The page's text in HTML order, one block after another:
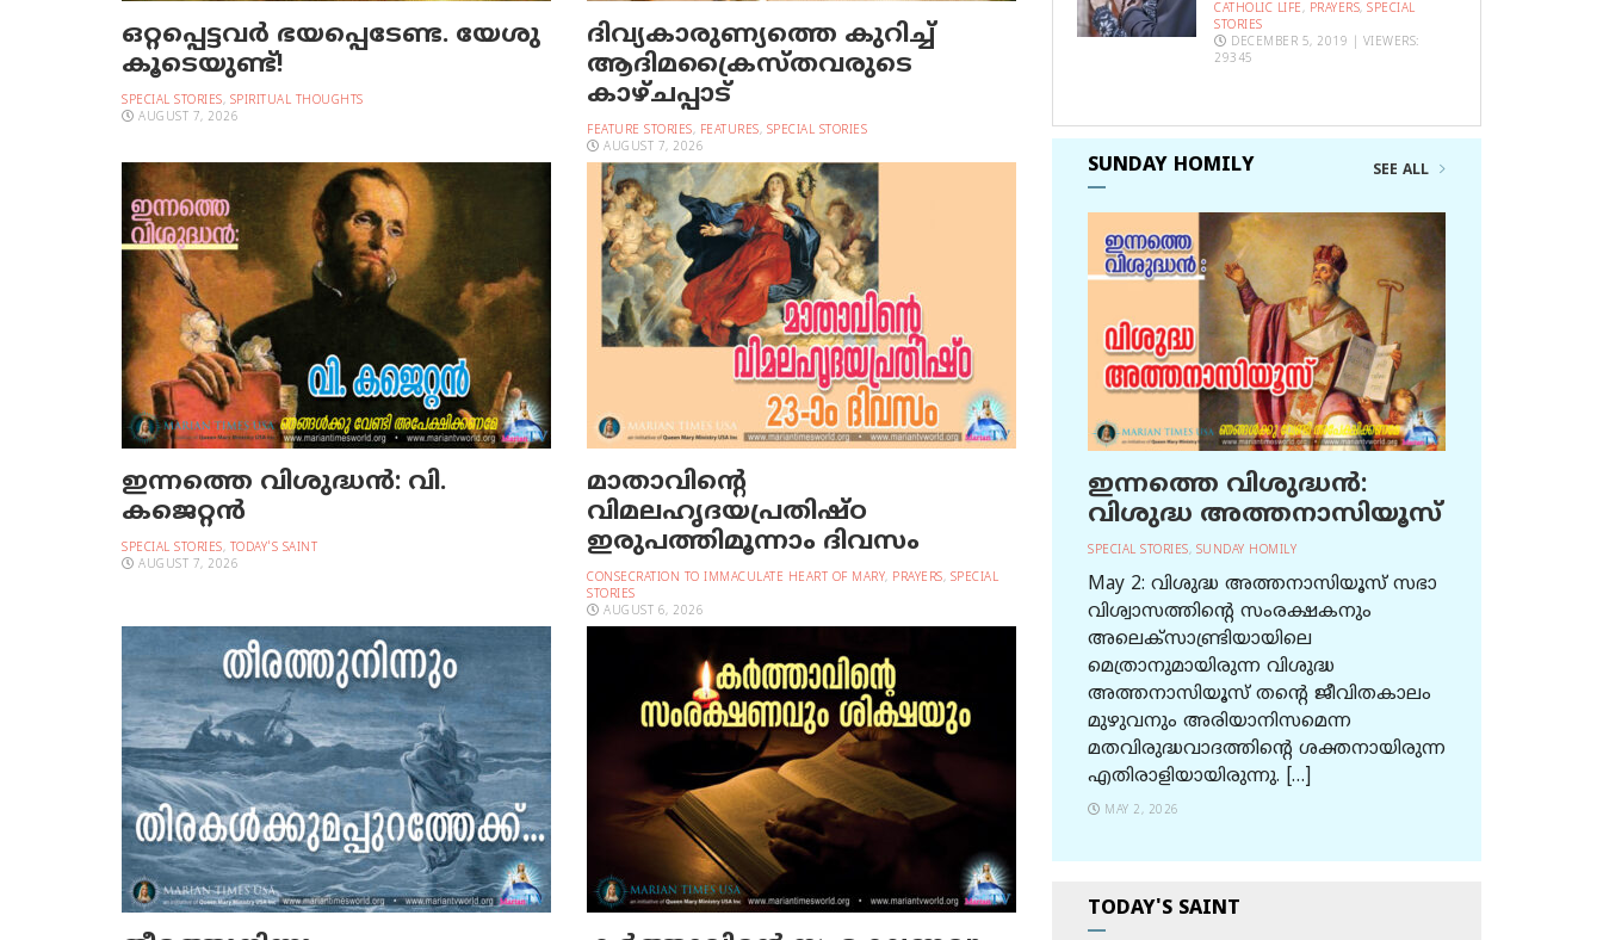
ഒറ്റപ്പെട്ടവര്‍ ഭയപ്പെടേണ്ട. യേശു
കൂടെയുണ്ട്!
SPECIAL STORIES, SPIRITUAL THOUGHTS
AUGUST 7, 2026
ദിവ്യകാരുണ്യത്തെ കുറിച്ച്
ആദിമക്രൈസ്തവരുടെ
കാഴ്ചപ്പാട്
FEATURE STORIES, FEATURES, SPECIAL STORIES
AUGUST 7, 2026
ഇന്നത്തെ വിശുദ്ധന്‍: വി.
കജെറ്റന്‍
SPECIAL STORIES, TODAY'S SAINT
AUGUST 7, 2026
മാതാവിന്റെ
വിമലഹൃദയപ്രതിഷ്ഠ
ഇരുപത്തിമൂന്നാം ദിവസം
CONSECRATION TO IMMACULATE HEART OF MARY, PRAYERS, SPECIAL
STORIES
AUGUST 6, 2026
CATHOLIC LIFE, PRAYERS, SPECIAL
STORIES
DECEMBER 5, 2019 | VIEWERS:
29345
SUNDAY HOMILY SEE ALL
ഇന്നത്തെ വിശുദ്ധന്‍:
വിശുദ്ധ അത്തനാസിയൂസ്
SPECIAL STORIES, SUNDAY HOMILY
May 2: വിശുദ്ധ അത്തനാസിയൂസ് സഭാ
വിശ്വാസത്തിന്റെ സംരക്ഷകനും
അലെക്സാണ്ട്രിയായിലെ
മെത്രാനുമായിരുന്ന വിശുദ്ധ
അത്തനാസിയൂസ് തന്റെ ജീവിതകാലം
മുഴുവനും അരിയാനിസമെന്ന
മതവിരുദ്ധവാദത്തിന്റെ ശക്തനായിരുന്ന
എതിരാളിയായിരുന്നു. […]
MAY 2, 2026
TODAY'S SAINT